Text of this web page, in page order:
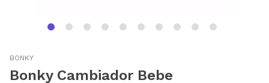
BONKY
Bonky Cambiador Bebe